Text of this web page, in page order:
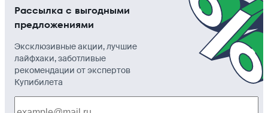
Рассылка с выгодными
предложениями
Эксклюзивные акции, лучшие
лайфхаки, заботливые
рекомендации от экспертов
Купибилета